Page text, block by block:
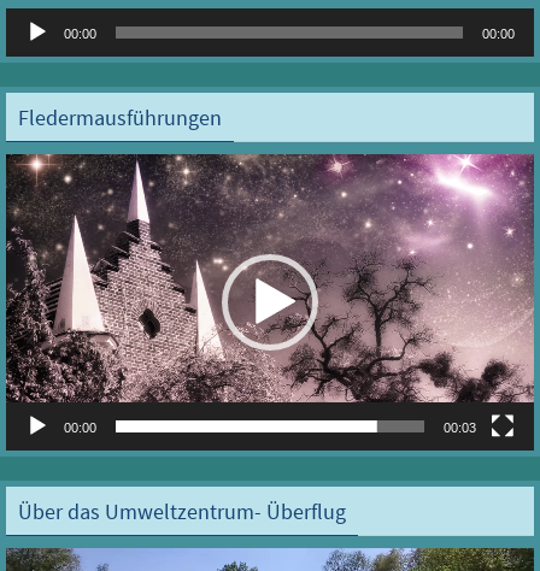
Audio-
00:00 00:00
Fledermausführungen
Video-
Player
00:00 00:03
Über das Umweltzentrum- Überflug
Video-